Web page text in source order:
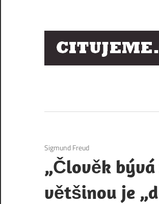
6. 12. 2020
Sigmund Freud
„Člověk
většinou je